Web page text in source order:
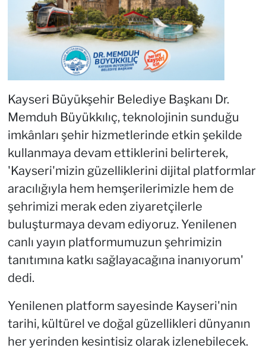
Kayseri Büyükşehir Belediye Başkanı Dr.
Memduh Büyükkılıç, teknolojinin sunduğu
imkânları şehir hizmetlerinde etkin şekilde
kullanmaya devam ettiklerini belirterek,
'Kayseri'mizin güzelliklerini dijital platformlar
aracılığıyla hem hemşerilerimizle hem de
şehrimizi merak eden ziyaretçilerle
buluşturmaya devam ediyoruz. Yenilenen
canlı yayın platformumuzun şehrimizin
tanıtımına katkı sağlayacağına inanıyorum'
dedi.
Yenilenen platform sayesinde Kayseri'nin
tarihi, kültürel ve doğal güzellikleri dünyanın
her yerinden kesintisiz olarak izlenebilecek.